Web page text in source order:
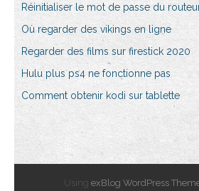
Réinitialiser le mot de passe du
Où regarder des vikings en ligne
Regarder des films sur firestick 2020
Hulu plus ps4 ne fonctionne pas
Comment obtenir kodi sur tablette
Using exBlog WordPress